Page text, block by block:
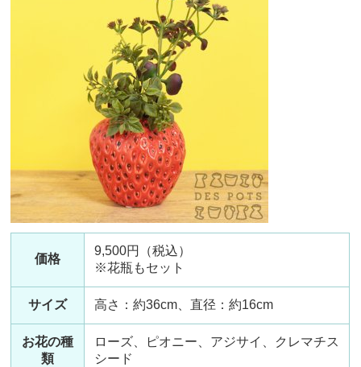
価格
9,500円（税込）
※花瓶もセット
サイズ 高さ：約36cm、直径：約16cm
お花の種
類
ローズ、ピオニー、アジサイ、クレマチス
シード